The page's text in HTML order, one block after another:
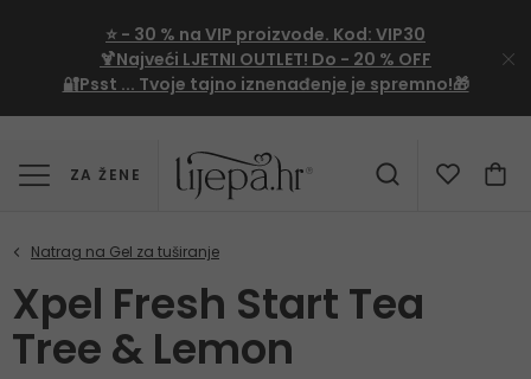
⭐ - 30 % na VIP proizvode. Kod: VIP30
🍹Najveći LJETNI OUTLET! Do - 20 % OFF
🔐Psst ... Tvoje tajno iznenađenje je spremno!🎁
ZA ŽENE
Xpel Fresh Start Tea
Tree & Lemon